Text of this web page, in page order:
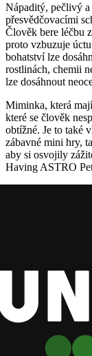
Nápaditý, pečlivý a
přesvědčovacími
Člověk bere léčbu
proto vzbuzuje
bohatství lze
rostlinách, chemii
lze dosáhnout
Miminka, která
které se člověk
obtížné. Je to také
zábavné mini hry,
aby si osvojily
Having ASTRO